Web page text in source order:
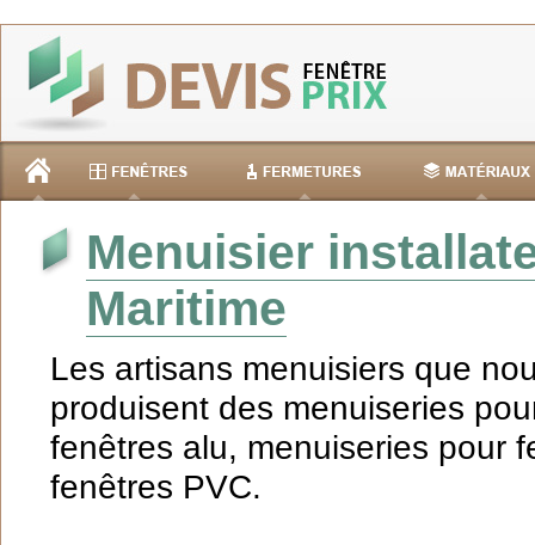
Menuisier
Maritime
Les artisans menuisiers que
produisent des menuiseries
fenêtres alu, menuiseries pour
fenêtres PVC.